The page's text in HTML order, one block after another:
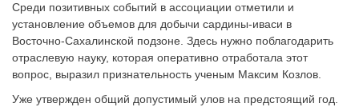
Среди позитивных событий в ассоциации отметили и
установление объемов для добычи сардины-иваси в
Восточно-Сахалинской подзоне. Здесь нужно поблагодарить
отраслевую науку, которая оперативно отработала этот
вопрос, выразил признательность ученым Максим Козлов.
Уже утвержден общий допустимый улов на предстоящий год.